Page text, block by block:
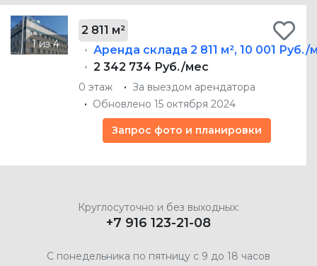
2 811 м²
Аренда склада 2 811 м², 10 001 Руб./
2 342 734 Руб./мес
0 этаж
За выездом арендатора
Обновлено 15 октября 2024
Запрос фото и планировки
Круглосуточно и без выходных:
+7 916 123-21-08
С понедельника по пятницу с 9 до 18 часов